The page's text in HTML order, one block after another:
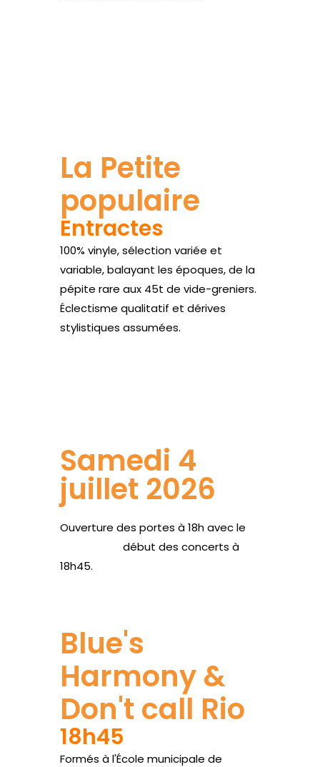
La Petite
populaire
Entractes
100% vinyle, sélection variée et
variable, balayant les époques, de la
pépite rare aux 45t de vide-greniers.
Éclectisme qualitatif et dérives
stylistiques assumées.
Samedi 4
juillet 2026
Ouverture des portes à 18h avec le
début des concerts à
18h45.
Blue's
Harmony &
Don't call Rio
18h45
Formés à l'École municipale de